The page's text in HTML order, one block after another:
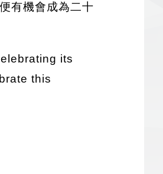
有機會成為二十
its
this